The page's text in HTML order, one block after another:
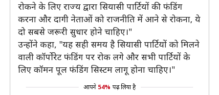
रोकने के लिए राज्य द्वारा सियासी पार्टियों की फंडिंग
करना और दागी नेताओं को राजनीति में आने से रोकना, ये
दो सबसे जरूरी सुधार होने चाहिए।"
उन्होंने कहा, "यह सही समय है सियासी पार्टियों को मिलने
वाली कॉर्पोरेट फंडिंग पर रोक लगे और सभी पार्टियों के
लिए कॉमन पूल फंडिंग सिस्टम लागू होना चाहिए।"
आपने 54% पढ़ लिया है